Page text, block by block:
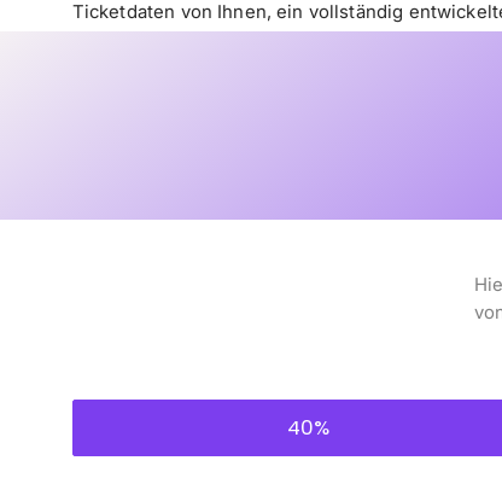
Ticketdaten von Ihnen, ein vollständig
40%